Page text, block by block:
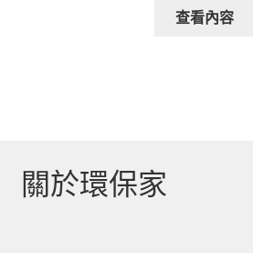
查看內容
關於環保家